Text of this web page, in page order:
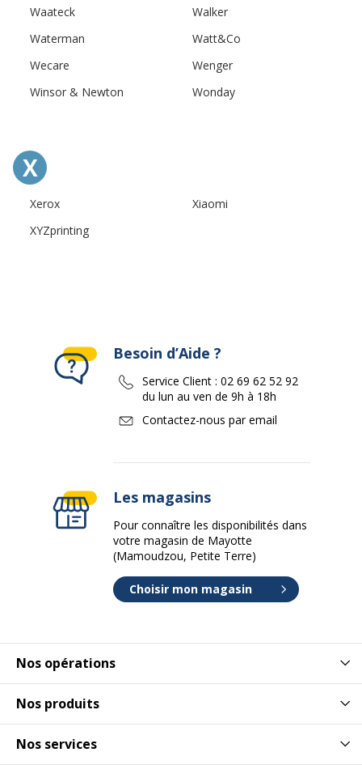
Waateck
Walker
Waterman
Watt&Co
Wecare
Wenger
Winsor & Newton
Wonday
X
Xerox
Xiaomi
XYZprinting
Nos opérations
Nos produits
Nos services
Besoin d’Aide ?
Service Client : 02 69 62 52 92
du lun au ven de 9h à 18h
Contactez-nous par email
Les magasins
Pour connaître les disponibilités dans
votre magasin de Mayotte
(Mamoudzou, Petite Terre)
Choisir mon magasin